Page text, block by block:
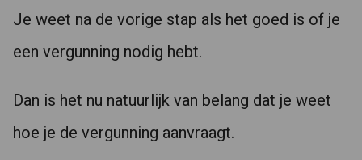
Je weet na de vorige stap als het goed is of je
een vergunning nodig hebt.
Dan is het nu natuurlijk van belang dat je weet
hoe je de vergunning aanvraagt.